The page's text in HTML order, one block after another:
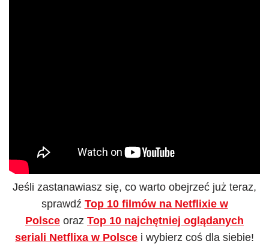
Jeśli zastanawiasz się, co warto obejrzeć już teraz,
sprawdź Top 10 filmów na Netflixie w
Polsce oraz Top 10 najchętniej oglądanych
seriali Netflixa w Polsce i wybierz coś dla siebie!